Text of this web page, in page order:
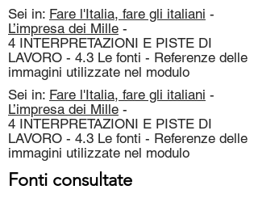
Sei in: Fare l'Italia, fare gli italiani -
L’impresa dei Mille -
4 INTERPRETAZIONI E PISTE DI
LAVORO - 4.3 Le fonti - Referenze delle
immagini utilizzate nel modulo
Sei in: Fare l'Italia, fare gli italiani -
L’impresa dei Mille -
4 INTERPRETAZIONI E PISTE DI
LAVORO - 4.3 Le fonti - Referenze delle
immagini utilizzate nel modulo
Fonti consultate